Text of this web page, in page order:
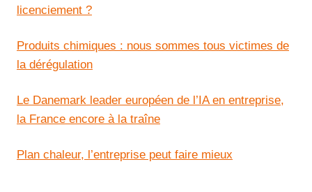
licenciement ?
Produits chimiques : nous sommes tous victimes de
la dérégulation
Le Danemark leader européen de l’IA en entreprise,
la France encore à la traîne
Plan chaleur, l’entreprise peut faire mieux